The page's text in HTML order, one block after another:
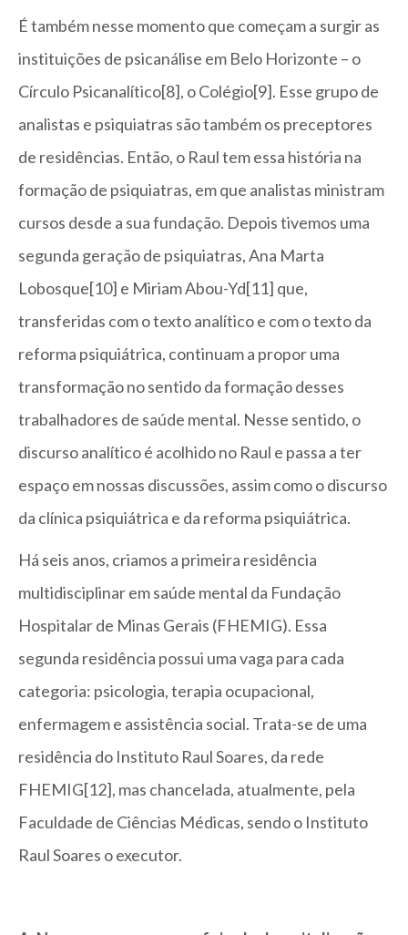
É também nesse momento que começam a surgir as
instituições de psicanálise em Belo Horizonte – o
Círculo Psicanalítico[8], o Colégio[9]. Esse grupo de
analistas e psiquiatras são também os preceptores
de residências. Então, o Raul tem essa história na
formação de psiquiatras, em que analistas ministram
cursos desde a sua fundação. Depois tivemos uma
segunda geração de psiquiatras, Ana Marta
Lobosque[10] e Miriam Abou-Yd[11] que,
transferidas com o texto analítico e com o texto da
reforma psiquiátrica, continuam a propor uma
transformação no sentido da formação desses
trabalhadores de saúde mental. Nesse sentido, o
discurso analítico é acolhido no Raul e passa a ter
espaço em nossas discussões, assim como o discurso
da clínica psiquiátrica e da reforma psiquiátrica.
Há seis anos, criamos a primeira residência
multidisciplinar em saúde mental da Fundação
Hospitalar de Minas Gerais (FHEMIG). Essa
segunda residência possui uma vaga para cada
categoria: psicologia, terapia ocupacional,
enfermagem e assistência social. Trata-se de uma
residência do Instituto Raul Soares, da rede
FHEMIG[12], mas chancelada, atualmente, pela
Faculdade de Ciências Médicas, sendo o Instituto
Raul Soares o executor.